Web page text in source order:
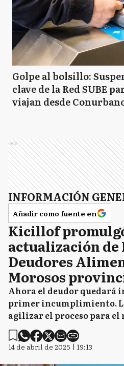
Golpe al bolsillo:
clave de la Red SUBE
viajan desde
Ads
INFORMACIÓN
Añadir como fuente en
Kicillof
actualización de
Deudores
Morosos
Ahora el deudor quedará
primer incumplimiento.
agilizar el proceso para el
14 de abril de 2025 | 19:13